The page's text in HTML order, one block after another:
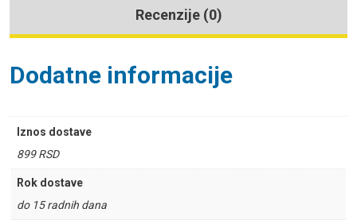
Recenzije (0)
Dodatne informacije
Iznos dostave
899 RSD
Rok dostave
do 15 radnih dana